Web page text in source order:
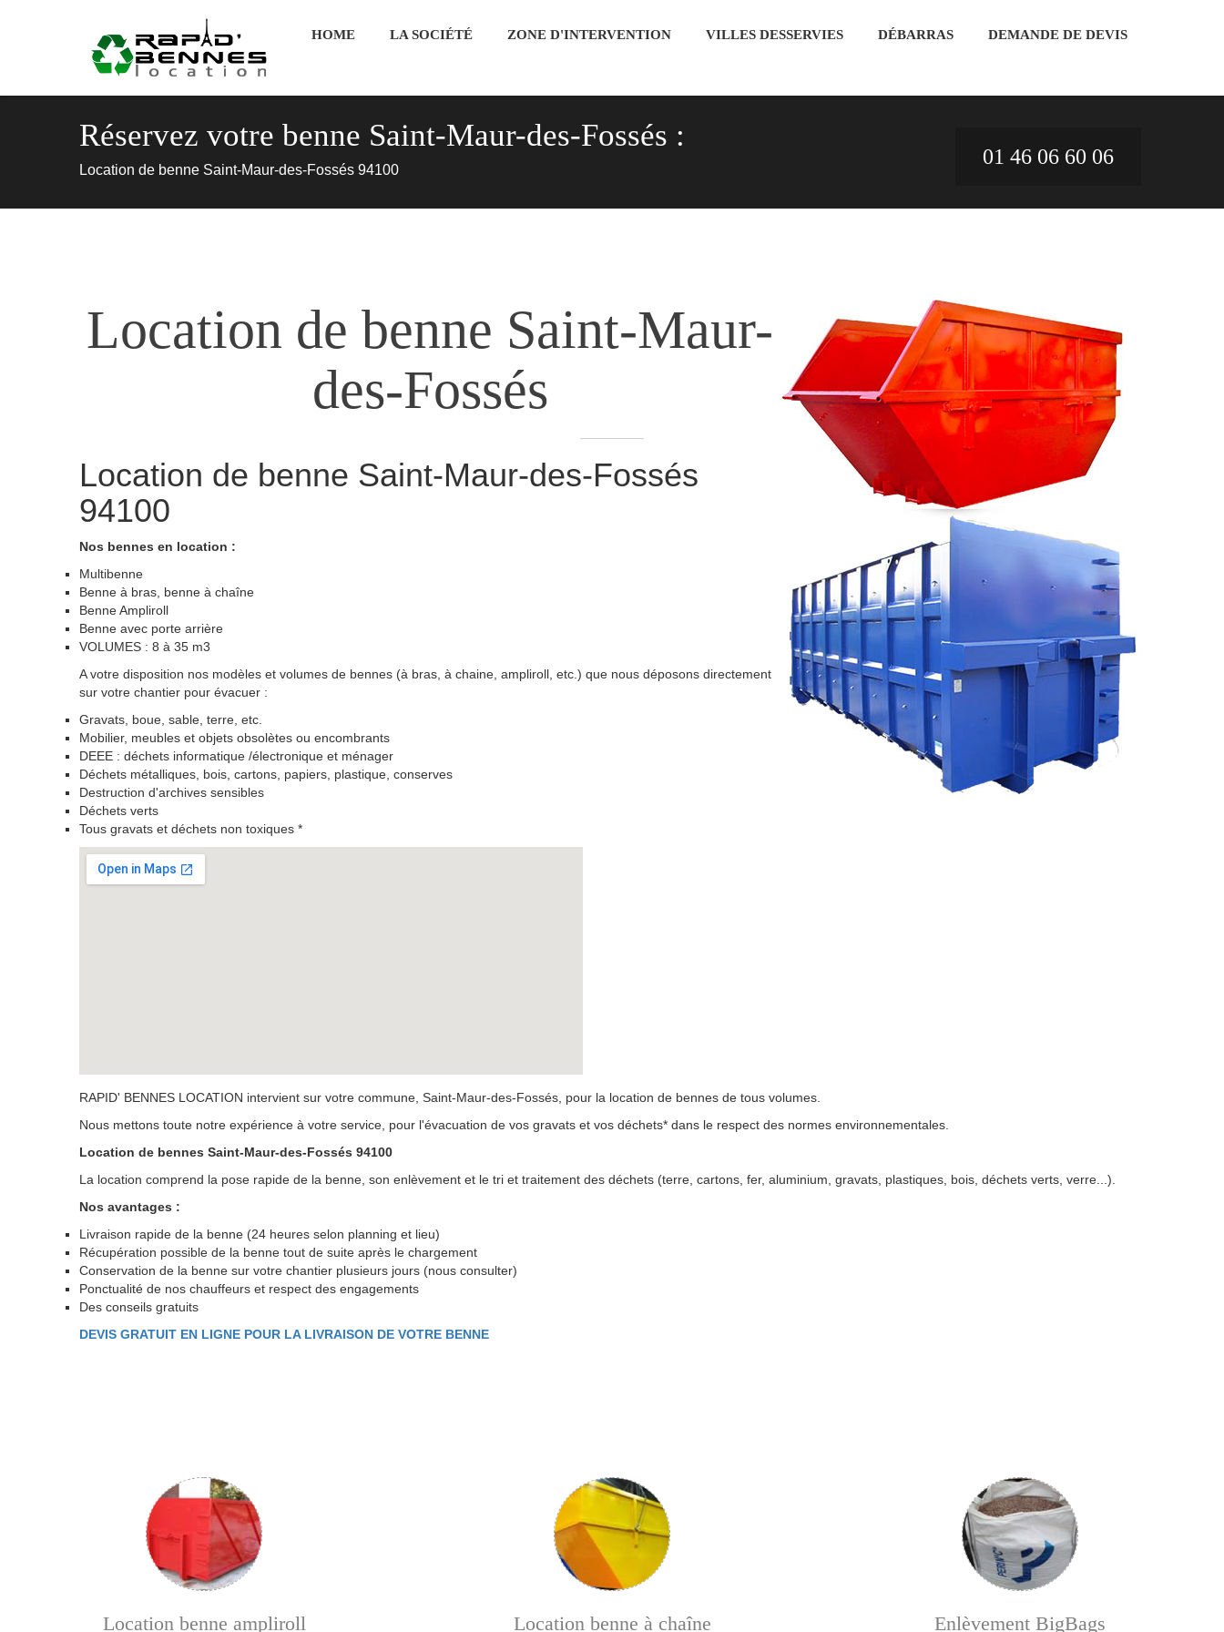
HOME LA SOCIÉTÉ ZONE D'INTERVENTION VILLES DESSERVIES DÉBARRAS DEMANDE DE DEVIS
Réservez votre benne Saint-Maur-des-Fossés :
Location de benne Saint-Maur-des-Fossés 94100
01 46 06 60 06
Location de benne Saint-Maur-
des-Fossés
Location de benne Saint-Maur-des-Fossés
94100
Nos bennes en location :
Multibenne
Benne à bras, benne à chaîne
Benne Ampliroll
Benne avec porte arrière
VOLUMES : 8 à 35 m3
A votre disposition nos modèles et volumes de bennes (à bras, à chaine, ampliroll, etc.) que nous déposons directement
sur votre chantier pour évacuer :
Gravats, boue, sable, terre, etc.
Mobilier, meubles et objets obsolètes ou encombrants
DEEE : déchets informatique /électronique et ménager
Déchets métalliques, bois, cartons, papiers, plastique, conserves
Destruction d'archives sensibles
Déchets verts
Tous gravats et déchets non toxiques *
RAPID' BENNES LOCATION intervient sur votre commune, Saint-Maur-des-Fossés, pour la location de bennes de tous volumes.
Nous mettons toute notre expérience à votre service, pour l'évacuation de vos gravats et vos déchets* dans le respect des normes environnementales.
Location de bennes Saint-Maur-des-Fossés 94100
La location comprend la pose rapide de la benne, son enlèvement et le tri et traitement des déchets (terre, cartons, fer, aluminium, gravats, plastiques, bois, déchets verts, verre...).
Nos avantages :
Livraison rapide de la benne (24 heures selon planning et lieu)
Récupération possible de la benne tout de suite après le chargement
Conservation de la benne sur votre chantier plusieurs jours (nous consulter)
Ponctualité de nos chauffeurs et respect des engagements
Des conseils gratuits
DEVIS GRATUIT EN LIGNE POUR LA LIVRAISON DE VOTRE BENNE
Location benne ampliroll Location benne à chaîne Enlèvement BigBags